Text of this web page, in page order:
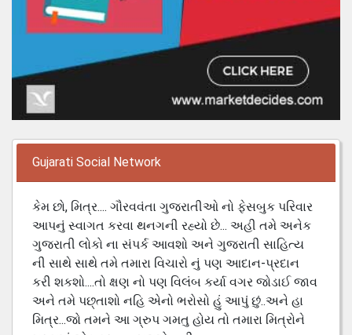
Gujarati Social Network
કેમ છો, મિત્ર.... ગૌરવવંતા ગુજરાતીઓ નો ફેસબુક પરિવાર
આપનું સ્વાગત કરવા થનગની રહ્યો છે... અહી તમે અનેક
ગુજરાતી લોકો ના સંપર્ક આવશો અને ગુજરાતી સાહિત્ય
ની સાથે સાથે તમે તમારા વિચારો નું પણ આદાન-પ્રદાન
કરી શકશો....તો ક્ષણ નો પણ વિલંબ કર્યા વગર જોડાઈ જાવ
અને તમે પછ્તાશો નહિ એનો ભરોસો હું આપું છું..અને હા
મિત્ર...જો તમને આ ગ્રુપ ગમતુ હોય તો તમારા મિત્રોને